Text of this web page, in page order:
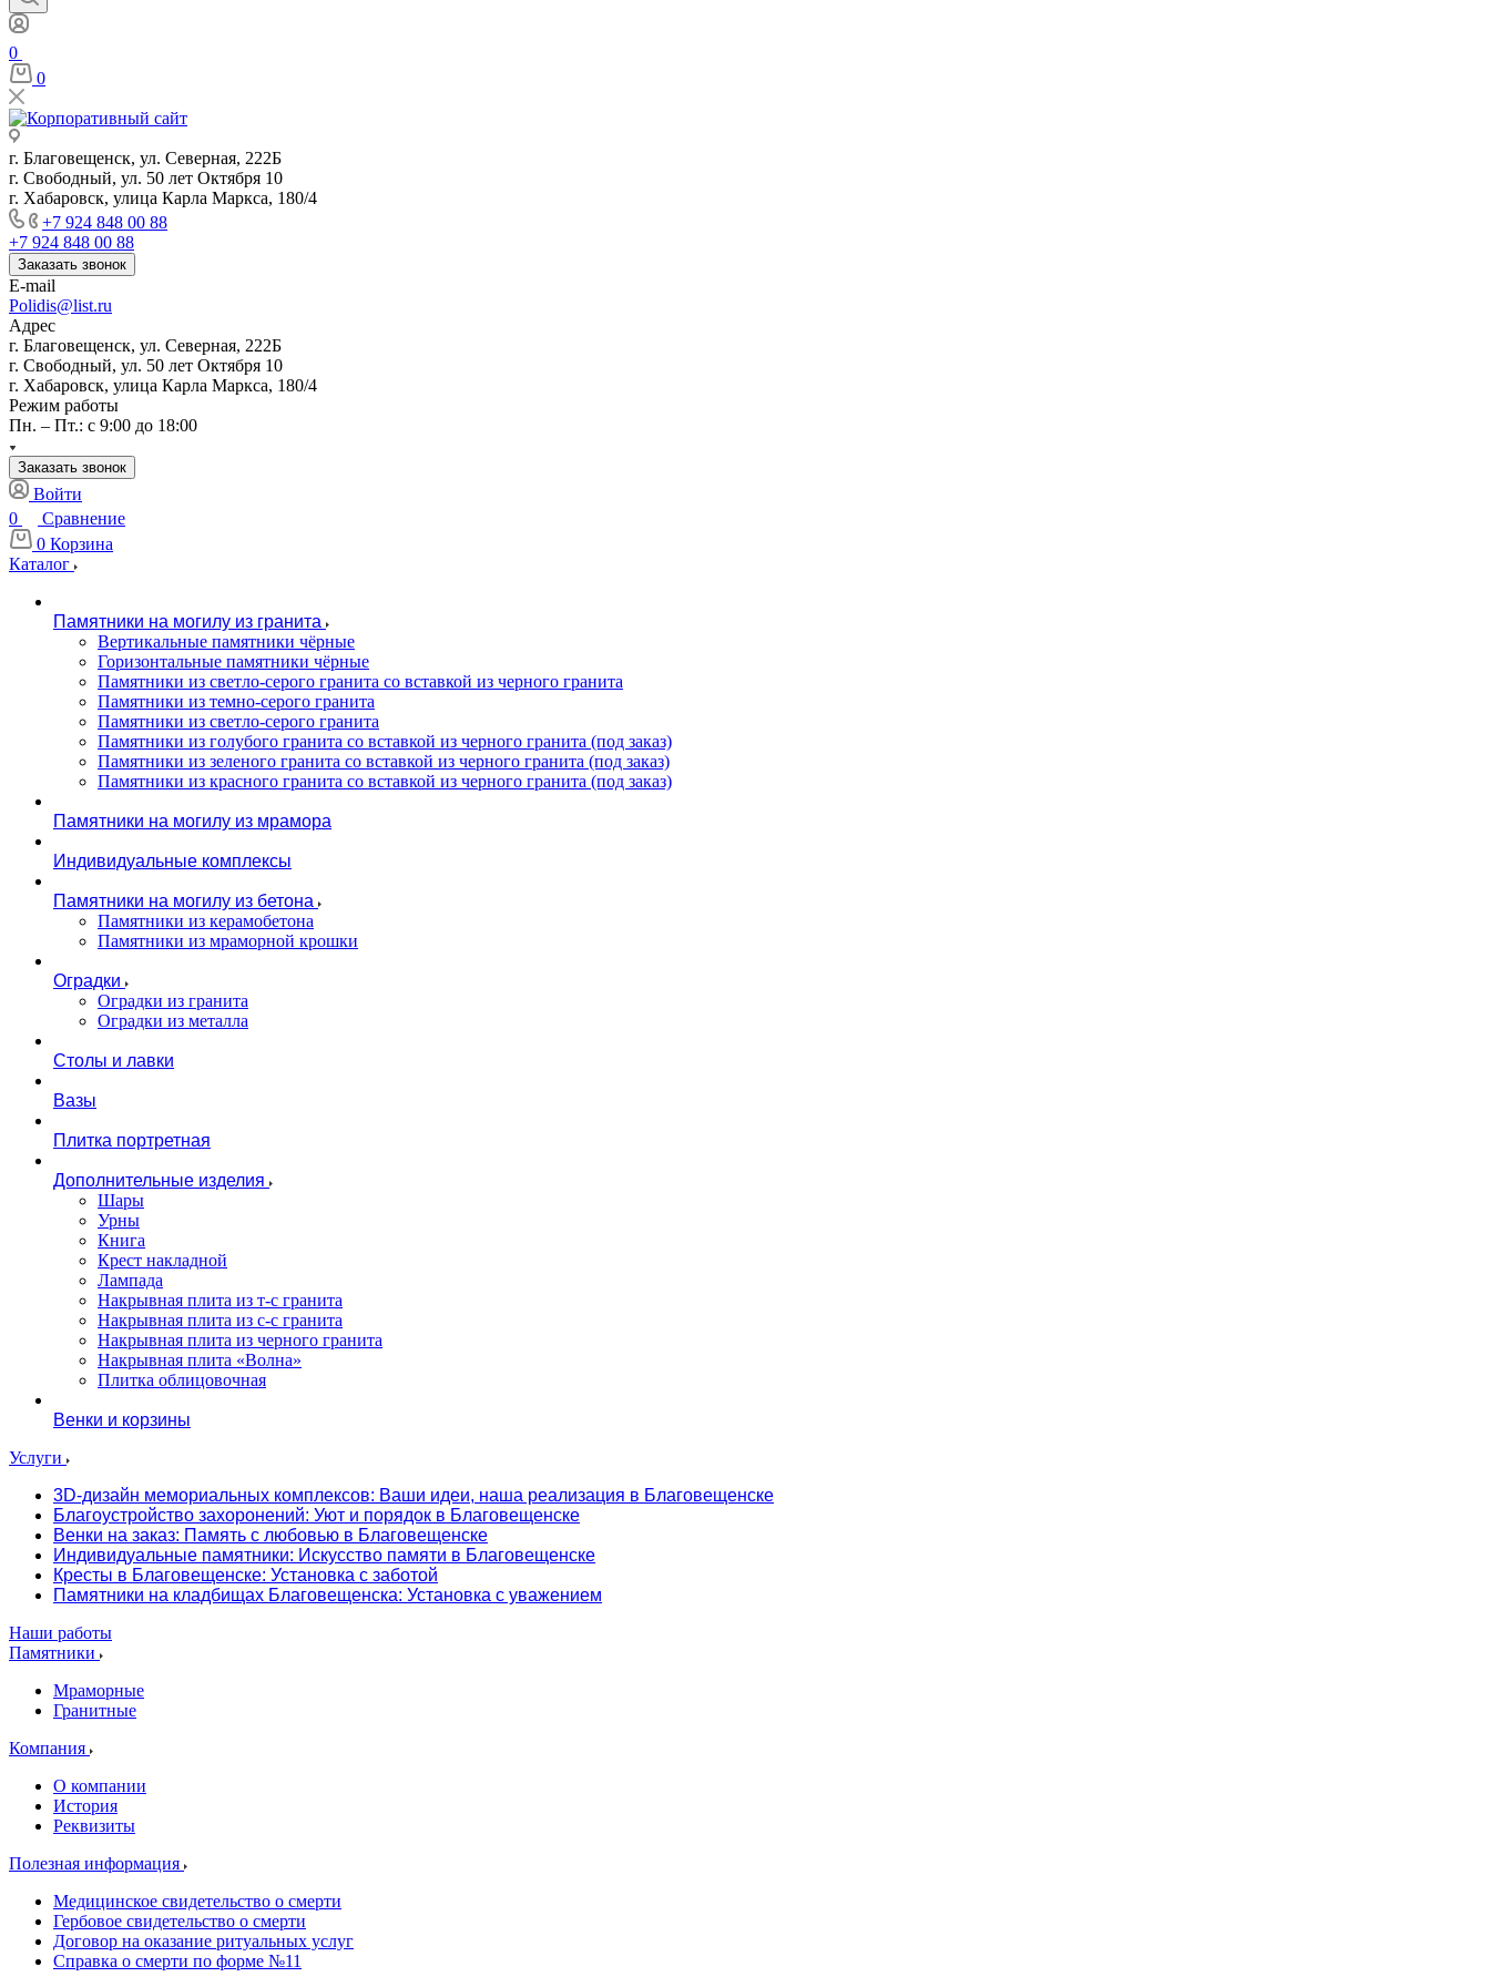
0
0
г. Благовещенск, ул. Северная, 222Б
г. Свободный, ул. 50 лет Октября 10
г. Хабаровск, улица Карла Маркса, 180/4
+7 924 848 00 88
+7 924 848 00 88
Заказать звонок
E-mail
Polidis@list.ru
Адрес
г. Благовещенск, ул. Северная, 222Б
г. Свободный, ул. 50 лет Октября 10
г. Хабаровск, улица Карла Маркса, 180/4
Режим работы
Пн. – Пт.: с 9:00 до 18:00
Заказать звонок
Войти
0
Сравнение
0 Корзина
Каталог
Памятники на могилу из гранита
Вертикальные памятники чёрные
Горизонтальные памятники чёрные
Памятники из светло-серого гранита со вставкой из черного гранита
Памятники из темно-серого гранита
Памятники из светло-серого гранита
Памятники из голубого гранита со вставкой из черного гранита (под заказ)
Памятники из зеленого гранита со вставкой из черного гранита (под заказ)
Памятники из красного гранита со вставкой из черного гранита (под заказ)
Памятники на могилу из мрамора
Индивидуальные комплексы
Памятники на могилу из бетона
Памятники из керамобетона
Памятники из мраморной крошки
Оградки
Оградки из гранита
Оградки из металла
Столы и лавки
Вазы
Плитка портретная
Дополнительные изделия
Шары
Урны
Книга
Крест накладной
Лампада
Накрывная плита из т-с гранита
Накрывная плита из с-с гранита
Накрывная плита из черного гранита
Накрывная плита «Волна»
Плитка облицовочная
Венки и корзины
Услуги
3D-дизайн мемориальных комплексов: Ваши идеи, наша реализация в Благовещенске
Благоустройство захоронений: Уют и порядок в Благовещенске
Венки на заказ: Память с любовью в Благовещенске
Индивидуальные памятники: Искусство памяти в Благовещенске
Кресты в Благовещенске: Установка с заботой
Памятники на кладбищах Благовещенска: Установка с уважением
Наши работы
Памятники
Мраморные
Гранитные
Компания
О компании
История
Реквизиты
Полезная информация
Медицинское свидетельство о смерти
Гербовое свидетельство о смерти
Договор на оказание ритуальных услуг
Справка о смерти по форме №11